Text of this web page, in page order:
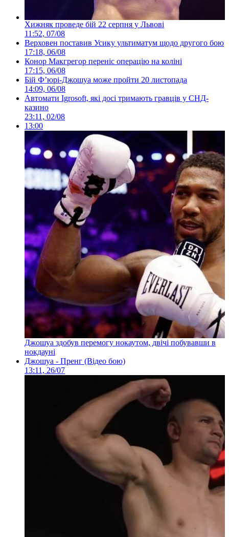
Хижняк проведе бій 22 серпня у Львові
11:52, 07/08
Верховен поставив Усику ультиматум щодо другого бою
17:18, 06/08
Конор Макгрегор переніс операцію на коліні
17:15, 06/08
Бій Ф’юрі-Джошуа може пройти 20 листопада
14:09, 06/08
Автомати Igrosoft, які досі тримають гравців у СНД-
казино
23:11, 02/08
13:00
Джошуа здобув перемогу нокаутом, двічі побувавши в
нокдауні
Джошуа - Пренг (Відео бою)
13:11, 26/07